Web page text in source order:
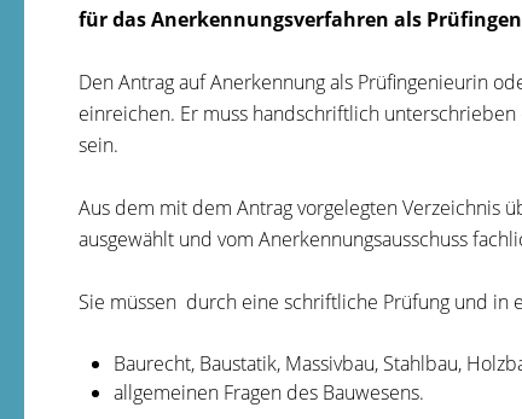
für das Anerkennungsverfahren als
Den Antrag auf Anerkennung als Prüfingenieurin
einreichen. Er muss handschriftlich
sein.
Aus dem mit dem Antrag vorgelegten Verzeichnis
ausgewählt und vom Anerkennungsausschuss
Sie müssen durch eine schriftliche Prüfung und in
Baurecht, Baustatik, Massivbau, Stahlbau,
allgemeinen Fragen des Bauwesens.